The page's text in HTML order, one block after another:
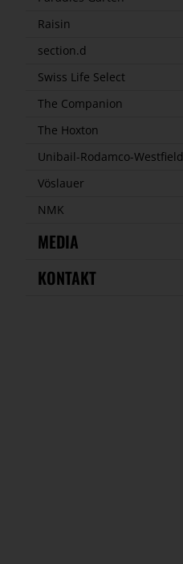
Raisin
section.d
Swiss Life Select
The Companion
The Hoxton
Unibail-Rodamco-Westfield
Vöslauer
NMK
MEDIA
KONTAKT